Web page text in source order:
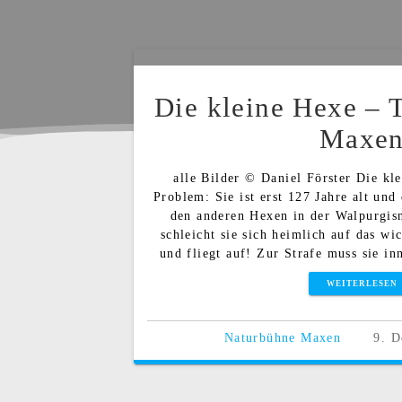
Die kleine Hexe –
Maxen
alle Bilder © Daniel Förster Die
Problem: Sie ist erst 127 Jahre alt
den anderen Hexen in der
schleicht sie sich heimlich auf das
und fliegt auf! Zur Strafe muss sie
WEITERLESEN
Naturbühne Maxen 9.